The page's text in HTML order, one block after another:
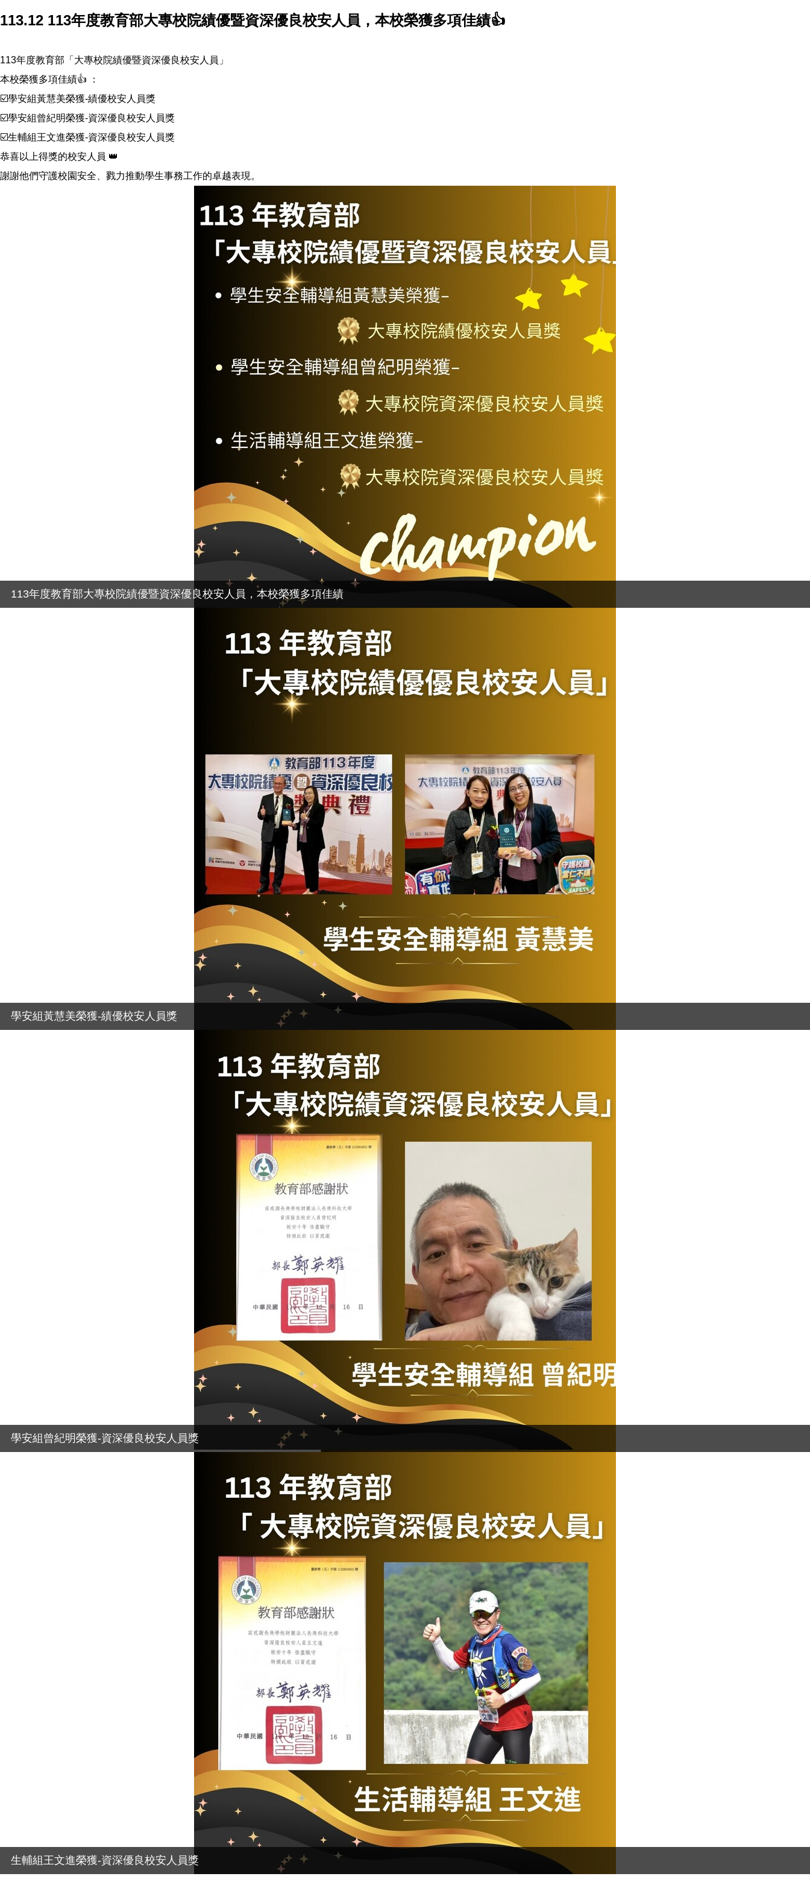
113.12 113年度教育部大專校院績優暨資深優良校安人員，本校榮獲多項佳績👍
113年度教育部「大專校院績優暨資深優良校安人員」
本校榮獲多項佳績👍 ：
☑️學安組黃慧美榮獲-績優校安人員獎
☑️學安組曾紀明榮獲-資深優良校安人員獎
☑️生輔組王文進榮獲-資深優良校安人員獎
恭喜以上得獎的校安人員 👑
謝謝他們守護校園安全、戮力推動學生事務工作的卓越表現。
113年度教育部大專校院績優暨資深優良校安人員，本校榮獲多項佳績
學安組黃慧美榮獲-績優校安人員獎
學安組曾紀明榮獲-資深優良校安人員獎
生輔組王文進榮獲-資深優良校安人員獎